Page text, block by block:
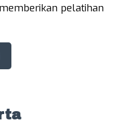
pelatihan